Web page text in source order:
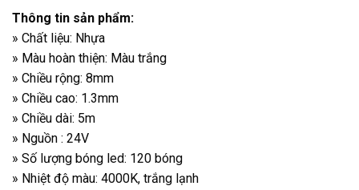
Thông tin sản phẩm:
» Chất liệu: Nhựa
» Màu hoàn thiện: Màu trắng
» Chiều rộng: 8mm
» Chiều cao: 1.3mm
» Chiều dài: 5m
» Nguồn : 24V
» Số lượng bóng led: 120 bóng
» Nhiệt độ màu: 4000K, trắng lạnh